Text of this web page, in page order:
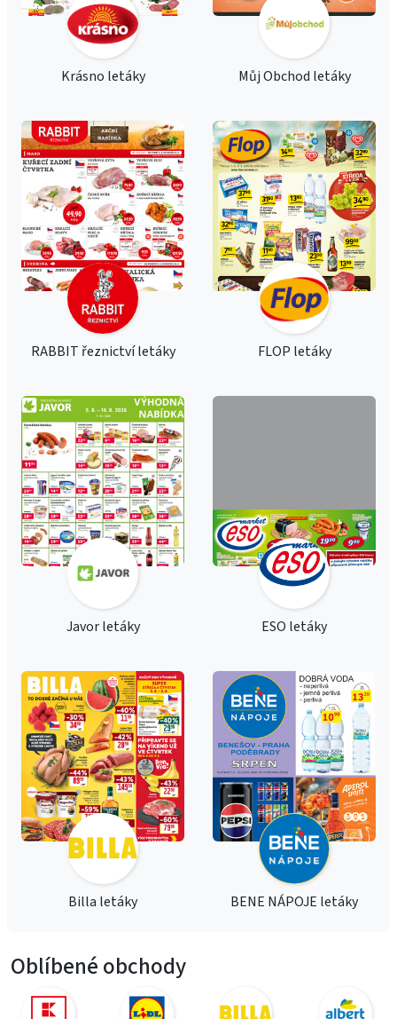
Krásno letáky Můj Obchod letáky
RABBIT řeznictví letáky FLOP letáky
Javor letáky ESO letáky
Billa letáky BENE NÁPOJE letáky
Oblíbené obchody